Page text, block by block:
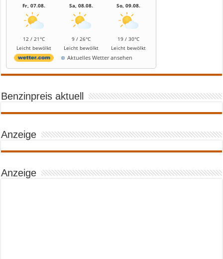
Fr, 07.08.
12 / 21°C
Leicht bewölkt
Sa, 08.08.
9 / 26°C
Leicht bewölkt
So, 09.08.
19 / 30°C
Leicht bewölkt
Aktuelles Wetter ansehen
Benzinpreis aktuell
Anzeige
Anzeige